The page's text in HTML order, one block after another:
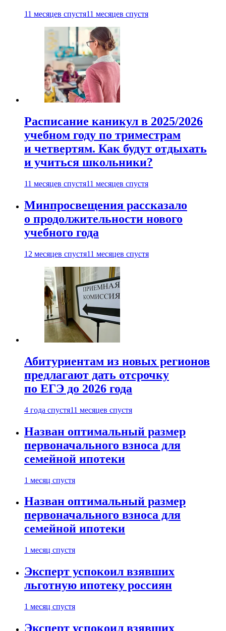
11 месяцев спустя11 месяцев спустя
Расписание каникул в 2025/2026
учебном году по триместрам
и четвертям. Как будут отдыхать
и учиться школьники?
11 месяцев спустя11 месяцев спустя
Минпросвещения рассказало
о продолжительности нового
учебного года
12 месяцев спустя11 месяцев спустя
Абитуриентам из новых регионов
предлагают дать отсрочку
по ЕГЭ до 2026 года
4 года спустя11 месяцев спустя
Назван оптимальный размер
первоначального взноса для
семейной ипотеки
1 месяц спустя
Назван оптимальный размер
первоначального взноса для
семейной ипотеки
1 месяц спустя
Эксперт успокоил взявших
льготную ипотеку россиян
1 месяц спустя
Эксперт успокоил взявших